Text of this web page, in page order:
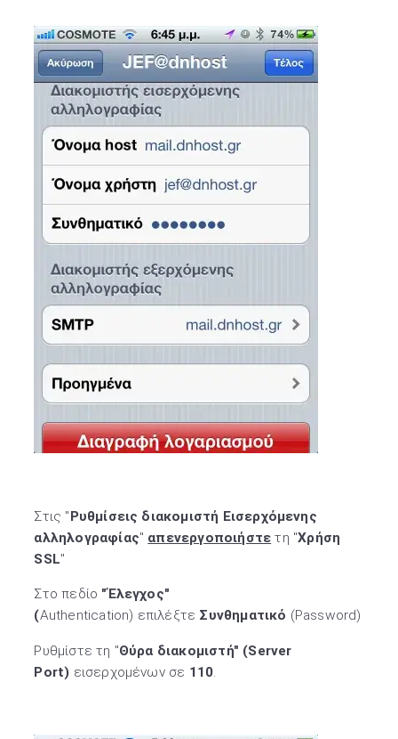
Στις "Ρυθμίσεις διακομιστή Εισερχόμενης
αλληλογραφίας" απενεργοποιήστε τη "Χρήση
SSL"
Στο πεδίο "Έλεγχος"
(Authentication) επιλέξτε Συνθηματικό (Password)
Ρυθμίστε τη "Θύρα διακομιστή" (Server
Port) εισερχομένων σε 110